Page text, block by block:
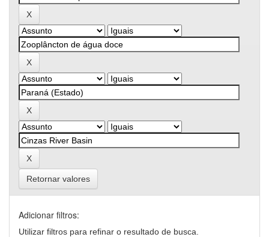
Retornar valores
Adicionar filtros:
Utilizar filtros para refinar o resultado de busca.